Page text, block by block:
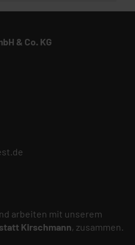
& Co. KG
arbeiten mit unserem
Kirschmann, zusammen.